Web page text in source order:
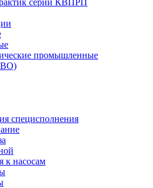
серии КВПРП
промышленные
специсполнения
к насосам